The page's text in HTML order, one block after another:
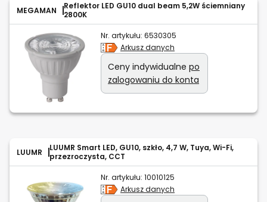
MEGAMAN
Reflektor LED GU10 dual beam 5,2W ściemniany
2800K
Nr. artykułu: 6530305
Arkusz danych
Ceny indywidualne po
zalogowaniu do konta
LUUMR
LUUMR Smart LED, GU10, szkło, 4,7 W, Tuya, Wi-Fi,
przezroczysta, CCT
Nr. artykułu: 10010125
Arkusz danych